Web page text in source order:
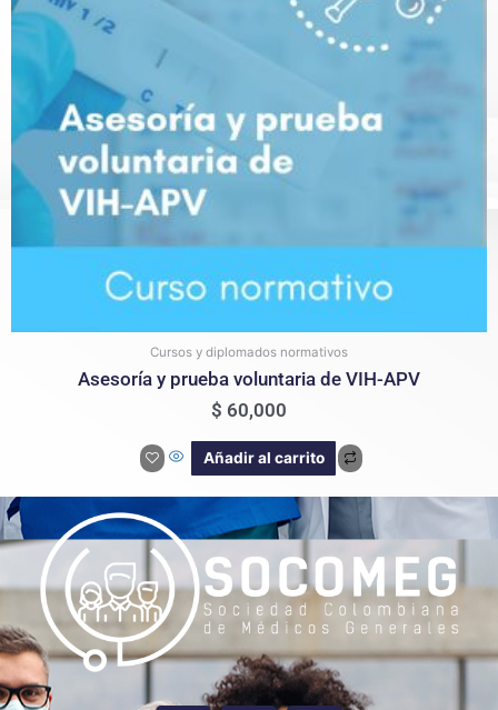
Cursos y diplomados normativos
Asesoría y prueba voluntaria de VIH-APV
$ 60,000
Añadir al carrito